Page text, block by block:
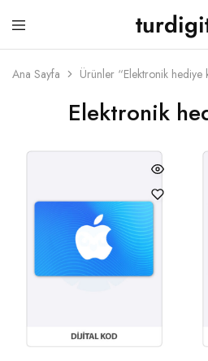
TURDIGITAL
Dijital
Kartları
Oyun
Kartları
&
Paketleri
Ana Sayfa Ürünler “Elektronik hediye
Elektronik